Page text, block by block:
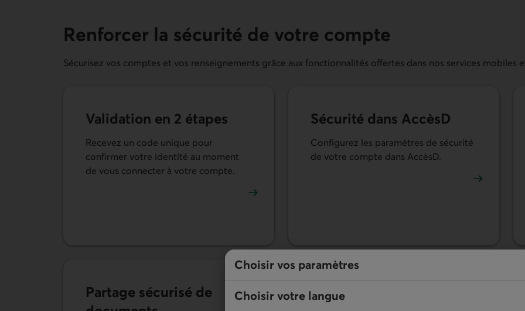
Choisir vos paramètres
Choisir votre langue
Renforcer la sécurité de votre compte
Sécurisez vos comptes et vos renseignements grâce aux fonctionnalités offertes dans nos services mobiles
Validation en 2 étapes
Recevez un code unique pour
confirmer votre identité au moment
de vous connecter à votre compte.
Sécurité dans AccèsD
Configurez les paramètres de sécurité
de votre compte dans AccèsD.
Partage sécurisé de
Sécurité des Virements